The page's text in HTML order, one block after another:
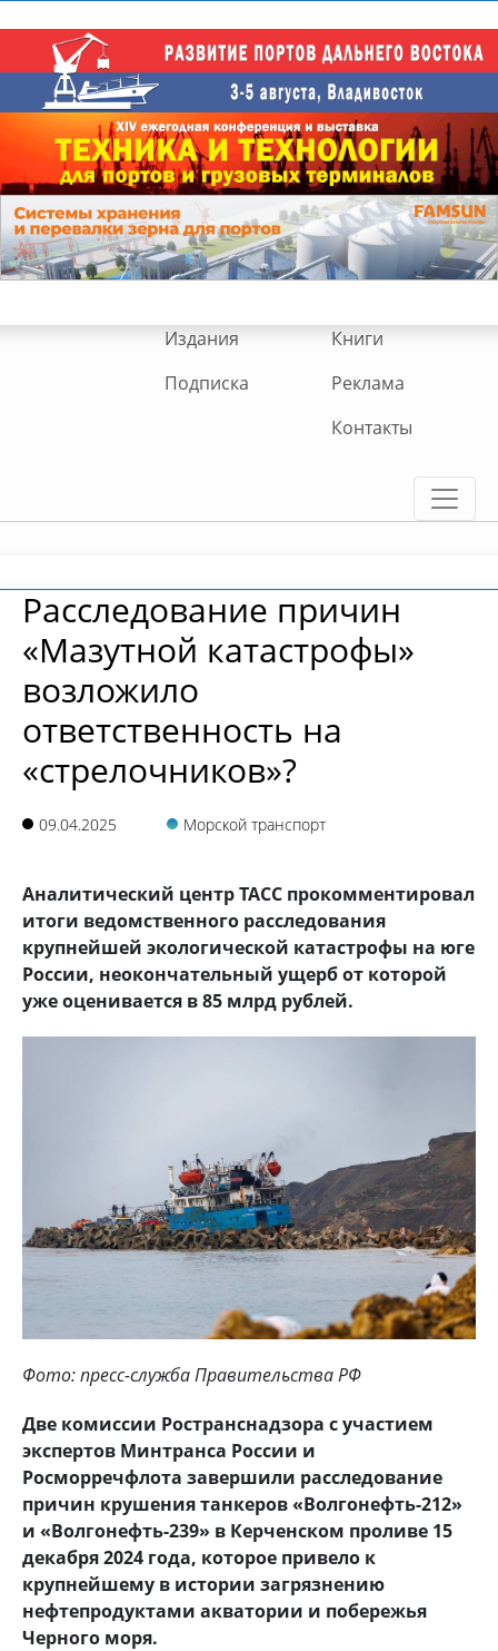
Издания
Книги
Подписка
Реклама
Контакты
Расследование причин
«Мазутной катастрофы»
возложило
ответственность на
«стрелочников»?
09.04.2025 Морской транспорт
Аналитический центр ТАСС прокомментировал
итоги ведомственного расследования
крупнейшей экологической катастрофы на юге
России, неокончательный ущерб от которой
уже оценивается в 85 млрд рублей.
Фото: пресс-служба Правительства РФ
Две комиссии Ространснадзора с участием
экспертов Минтранса России и
Росморречфлота завершили расследование
причин крушения танкеров «Волгонефть-212»
и «Волгонефть-239» в Керченском проливе 15
декабря 2024 года, которое привело к
крупнейшему в истории загрязнению
нефтепродуктами акватории и побережья
Черного моря.